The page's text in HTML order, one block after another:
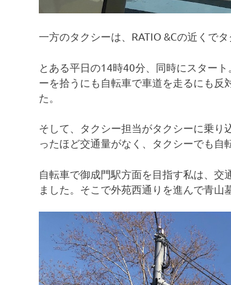
一方のタクシーは、RATIO &Cの近くで
とある平日の14時40分、同時にスター
ーを拾うにも自転車で車道を走るにも反
た。
そして、タクシー担当がタクシーに乗り
ったほど交通量がなく、タクシーでも自
自転車で御成門駅方面を目指す私は、
ました。そこで外苑西通りを進んで青山